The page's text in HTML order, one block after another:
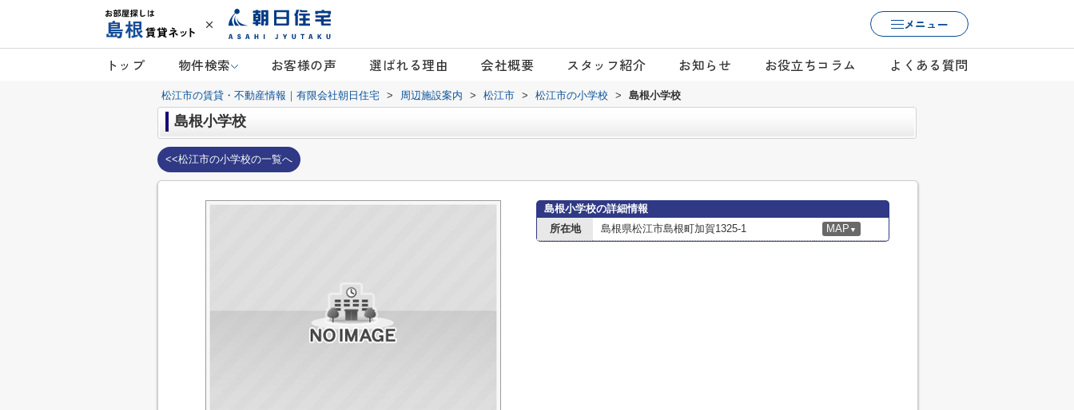
メニュー
トップ 物件検索 お客様の声 選ばれる理由 会社概要 スタッフ紹介 お知らせ お役立ちコラム よくある質問
松江市の賃貸・不動産情報｜有限会社朝日住宅 > 周辺施設案内 > 松江市 > 松江市の小学校 > 島根小学校
島根小学校
<<松江市の小学校の一覧へ
島根小学校の詳細情報
所在地
島根県松江市島根町加賀1325-1 MAP ▼